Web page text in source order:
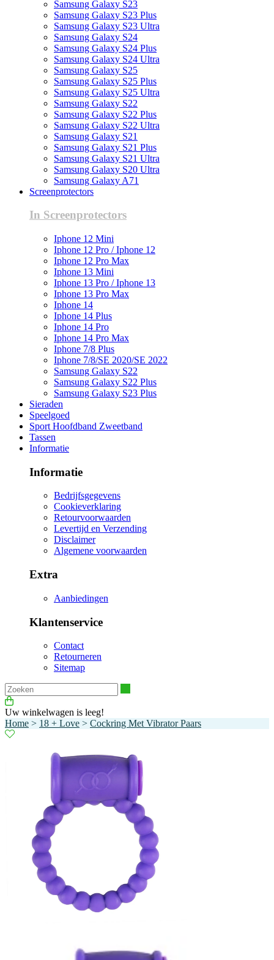
Samsung Galaxy S23
Samsung Galaxy S23 Plus
Samsung Galaxy S23 Ultra
Samsung Galaxy S24
Samsung Galaxy S24 Plus
Samsung Galaxy S24 Ultra
Samsung Galaxy S25
Samsung Galaxy S25 Plus
Samsung Galaxy S25 Ultra
Samsung Galaxy S22
Samsung Galaxy S22 Plus
Samsung Galaxy S22 Ultra
Samsung Galaxy S21
Samsung Galaxy S21 Plus
Samsung Galaxy S21 Ultra
Samsung Galaxy S20 Ultra
Samsung Galaxy A71
Screenprotectors
In Screenprotectors
Iphone 12 Mini
Iphone 12 Pro / Iphone 12
Iphone 12 Pro Max
Iphone 13 Mini
Iphone 13 Pro / Iphone 13
Iphone 13 Pro Max
Iphone 14
Iphone 14 Plus
Iphone 14 Pro
Iphone 14 Pro Max
Iphone 7/8 Plus
Iphone 7/8/SE 2020/SE 2022
Samsung Galaxy S22
Samsung Galaxy S22 Plus
Samsung Galaxy S23 Plus
Sieraden
Speelgoed
Sport Hoofdband Zweetband
Tassen
Informatie
Informatie
Bedrijfsgegevens
Cookieverklaring
Retourvoorwaarden
Levertijd en Verzending
Disclaimer
Algemene voorwaarden
Extra
Aanbiedingen
Klantenservice
Contact
Retourneren
Sitemap
Uw winkelwagen is leeg!
Home > 18 + Love > Cockring Met Vibrator Paars